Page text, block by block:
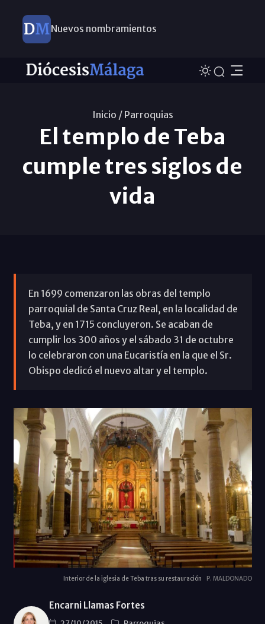
Nuevos nombramientos
Este domingo, Campaña Pro Templos
Inicio / Parroquias
El templo de Teba
cumple tres siglos de
vida
En 1699 comenzaron las obras del templo
parroquial de Santa Cruz Real, en la localidad de
Teba, y en 1715 concluyeron. Se acaban de
cumplir los 300 años y el sábado 31 de octubre
lo celebraron con una Eucaristía en la que el Sr.
Obispo dedicó el nuevo altar y el templo.
Interior de la iglesia de Teba tras su restauración P. MALDONADO
Encarni Llamas Fortes